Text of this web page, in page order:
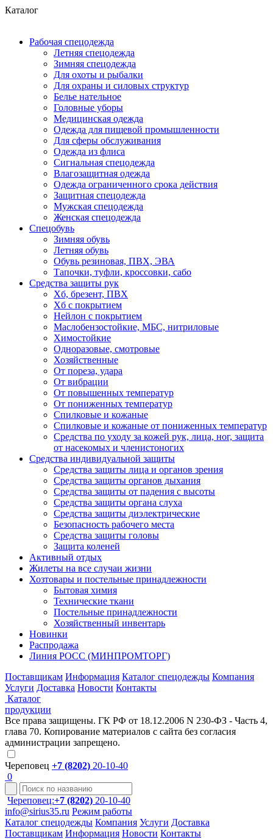
Каталог
Рабочая спецодежда
Летняя спецодежда
Зимняя спецодежда
Для охоты и рыбалки
Для охраны и силовых структур
Белье нательное
Головные уборы
Медицинская одежда
Одежда для пищевой промышленности
Для сферы обслуживания
Одежда из флиса
Сигнальная спецодежда
Влагозащитная одежда
Одежда ограниченного срока действия
Защитная спецодежда
Мужская спецодежда
Женская спецодежда
Спецобувь
Зимняя обувь
Летняя обувь
Обувь резиновая, ПВХ, ЭВА
Тапочки, туфли, кроссовки, сабо
Средства защиты рук
Хб, брезент, ПВХ
Хб с покрытием
Нейлон с покрытием
Маслобензостойкие, МБС, нитриловые
Химостойкие
Одноразовые, смотровые
Хозяйственные
От пореза, удара
От вибрации
От повышенных температур
От пониженных температур
Спилковые и кожаные
Спилковые и кожаные от пониженных температур
Средства по уходу за кожей рук, лица, ног, защита
от насекомых и членистоногих
Средства индивидуальной защиты
Средства защиты лица и органов зрения
Средства защиты органов дыхания
Средства защиты от падения с высоты
Средства защиты органа слуха
Средства защиты диэлектрические
Безопасность рабочего места
Средства защиты головы
Защита коленей
Активный отдых
Жилеты на все случаи жизни
Хозтовары и постельные принадлежности
Бытовая химия
Технические ткани
Постельные принадлежности
Хозяйственный инвентарь
Новинки
Распродажа
Линия РОСС (МИНПРОМТОРГ)
Поставщикам Информация Каталог спецодежды Компания
Услуги Доставка Новости Контакты
Каталог
продукции
Все права защищены. ГК РФ от 18.12.2006 N 230-ФЗ - Часть 4,
глава 70. Копирование материалов с сайта без согласия
администрации запрещено.
Череповец +7 (8202) 20-10-40
0
Череповец:+7 (8202) 20-10-40
info@sirius35.ru Режим работы
Каталог спецодежды Компания Услуги Доставка
Поставщикам Информация Новости Контакты